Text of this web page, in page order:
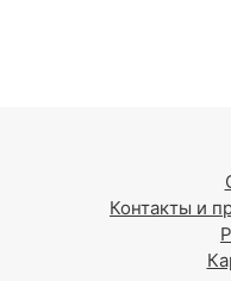
Контакты и